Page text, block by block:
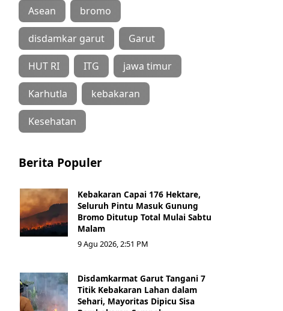
Asean bromo
disdamkar garut Garut
HUT RI ITG jawa timur
Karhutla kebakaran
Kesehatan
Berita Populer
Kebakaran Capai 176 Hektare,
Seluruh Pintu Masuk Gunung
Bromo Ditutup Total Mulai Sabtu
Malam
9 Agu 2026, 2:51 PM
Disdamkarmat Garut Tangani 7
Titik Kebakaran Lahan dalam
Sehari, Mayoritas Dipicu Sisa